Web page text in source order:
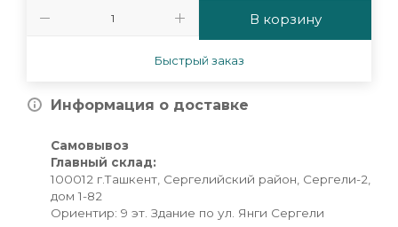
В корзину
Быстрый заказ
Информация о доставке
Самовывоз
Главный склад:
100012 г.Ташкент, Сергелийский район, Сергели-2,
дом 1-82
Ориентир: 9 эт. Здание по ул. Янги Сергели